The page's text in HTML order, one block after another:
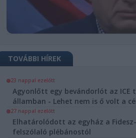
és
TOVÁBBI HÍREK
23 nappal ezelőtt
Agyonlőtt egy bevándorlót az ICE
államban - Lehet nem is ő volt a
27 nappal ezelőtt
Elhatárolódott az egyház a
felszólaló plébánostól